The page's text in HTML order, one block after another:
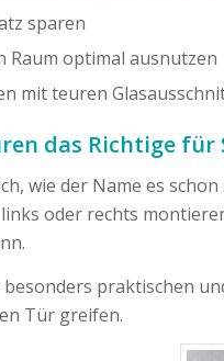
sparen
Raum optimal ausnutzen
mit teuren
das Richtige für
wie der Name es
oder rechts
besonders praktischen
Tür greifen.